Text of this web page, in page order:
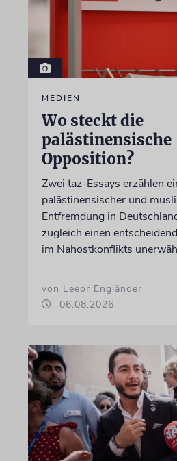
MEDIEN
Wo steckt die
palästinensische
Opposition?
Zwei taz-Essays erzählen
palästinensischer und
Entfremdung in
zugleich einen
im Nahostkonflikts
von Leeor Engländer
06.08.2026